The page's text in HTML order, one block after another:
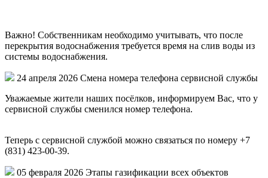
Важно! Собственникам необходимо учитывать, что после
перекрытия водоснабжения требуется время на слив воды из
системы водоснабжения.
24 апреля 2026 Смена номера телефона сервисной службы
Уважаемые жители наших посёлков, информируем Вас, что у
сервисной службы сменился номер телефона.
Теперь с сервисной службой можно связаться по номеру +7
(831) 423-00-39.
05 февраля 2026 Этапы газификации всех объектов